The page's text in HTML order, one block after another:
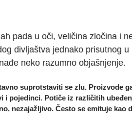
pada u oči, veličina zločina i
divljaštva jednako prisutnog
neko razumno objašnjenje.
suprotstaviti se zlu. Proizvode
i pojedinci. Potiče iz različitih
nezajažljivo. Često se emituje kao